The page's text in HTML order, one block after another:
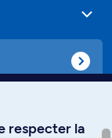
respecter la